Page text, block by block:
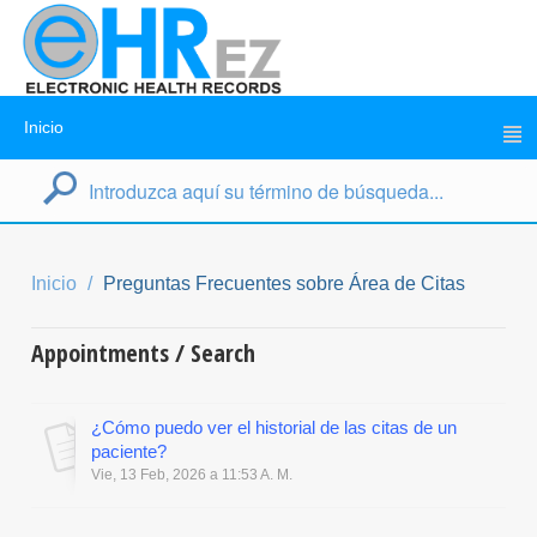
Inicio
Inicio Preguntas Frecuentes sobre Área de Citas
Appointments / Search
¿Cómo puedo ver el historial de las citas de un
paciente?
Vie, 13 Feb, 2026 a 11:53 A. M.